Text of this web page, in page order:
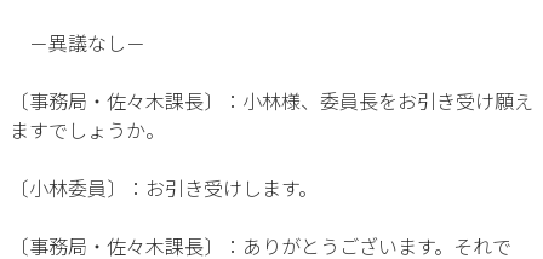
－異議なし－
〔事務局・佐々木課長〕：小林様、委員長をお引き受け願え
ますでしょうか。
〔小林委員〕：お引き受けします。
〔事務局・佐々木課長〕：ありがとうございます。それで